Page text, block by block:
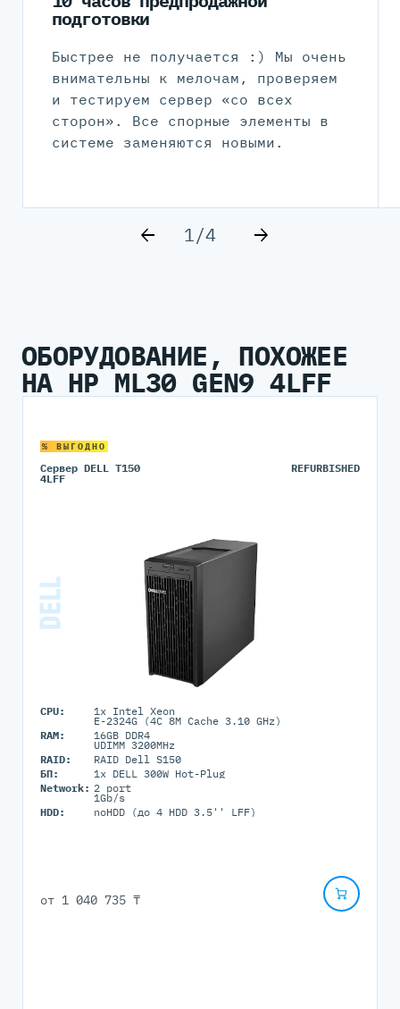
подготовки
Быстрее не получается :) Мы очень
внимательны к мелочам, проверяем
и тестируем сервер «со всех
сторон». Все спорные элементы в
системе заменяются новыми.
1/4
ОБОРУДОВАНИЕ, ПОХОЖЕЕ
НА HP ML30 GEN9 4LFF
% ВЫГОДНО
Сервер DELL T150
4LFF
REFURBISHED
CPU: 1x Intel Xeon
E-2324G (4C 8M Cache 3.10 GHz)
RAM:
16GB DDR4
UDIMM 3200MHz
RAID:
RAID Dell S150
БП:
1x DELL 300W Hot-Plug
Network: 2 port
1Gb/s
HDD:
noHDD (до 4 HDD 3.5'' LFF)
от 1 040 735 ₸